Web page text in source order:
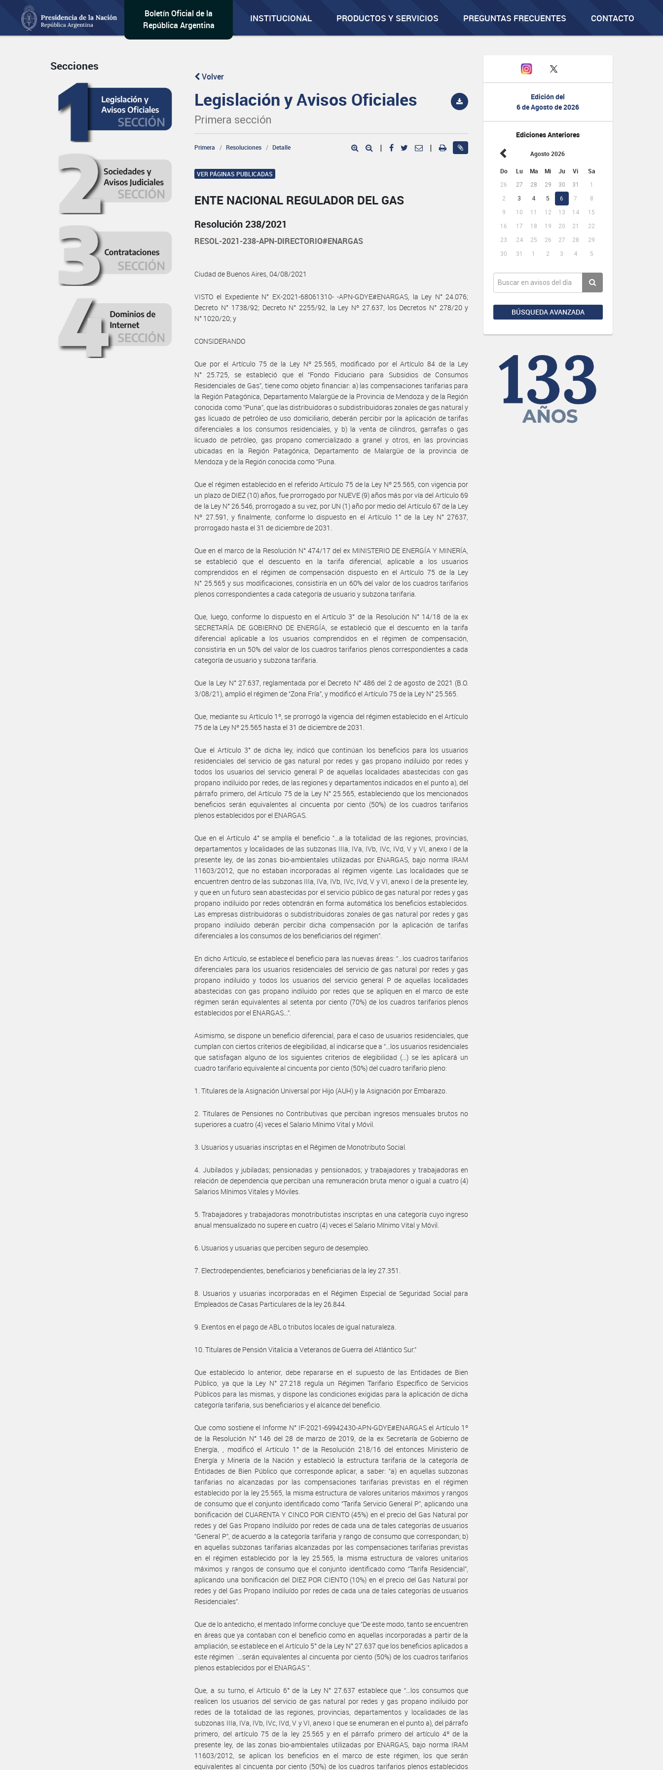
Boletín Oficial de la
República Argentina
INSTITUCIONAL PRODUCTOS Y SERVICIOS PREGUNTAS FRECUENTES CONTACTO
Edición del
6 de Agosto de 2026
Ediciones Anteriores
Agosto 2026
Do Lu Ma Mi Ju Vi Sa
26 27 28 29 30 31
1
2
3 4 5 6 7
8
9
10 11 12 13 14
15
16
17 18 19 20 21
22
23
24 25 26 27 28
29
30
31 1 2 3 4 5
BÚSQUEDA AVANZADA
Secciones
Volver
Legislación y Avisos Oficiales
Primera sección
Primera Resoluciones Detalle | |
VER PÁGINAS PUBLICADAS
ENTE NACIONAL REGULADOR DEL GAS
Resolución 238/2021
RESOL-2021-238-APN-DIRECTORIO#ENARGAS
Ciudad de Buenos Aires, 04/08/2021
VISTO el Expediente N° EX-2021-68061310- -APN-GDYE#ENARGAS, la Ley N° 24.076;
Decreto N° 1738/92; Decreto N° 2255/92, la Ley Nº 27.637, los Decretos N° 278/20 y
N° 1020/20; y
CONSIDERANDO
Que por el Artículo 75 de la Ley Nº 25.565, modificado por el Artículo 84 de la Ley
N° 25.725, se estableció que el “Fondo Fiduciario para Subsidios de Consumos
Residenciales de Gas”, tiene como objeto financiar: a) las compensaciones tarifarias para
la Región Patagónica, Departamento Malargüe de la Provincia de Mendoza y de la Región
conocida como “Puna”, que las distribuidoras o subdistribuidoras zonales de gas natural y
gas licuado de petróleo de uso domiciliario, deberán percibir por la aplicación de tarifas
diferenciales a los consumos residenciales, y b) la venta de cilindros, garrafas o gas
licuado de petróleo, gas propano comercializado a granel y otros, en las provincias
ubicadas en la Región Patagónica, Departamento de Malargüe de la provincia de
Mendoza y de la Región conocida como “Puna.
Que el régimen establecido en el referido Artículo 75 de la Ley Nº 25.565, con vigencia por
un plazo de DIEZ (10) años, fue prorrogado por NUEVE (9) años más por vía del Artículo 69
de la Ley N° 26.546, prorrogado a su vez, por UN (1) año por medio del Artículo 67 de la Ley
Nº 27.591, y finalmente, conforme lo dispuesto en el Artículo 1° de la Ley N° 27637,
prorrogado hasta el 31 de diciembre de 2031.
Que en el marco de la Resolución N° 474/17 del ex MINISTERIO DE ENERGÍA Y MINERÍA,
se estableció que el descuento en la tarifa diferencial, aplicable a los usuarios
comprendidos en el régimen de compensación dispuesto en el Artículo 75 de la Ley
N° 25.565 y sus modificaciones, consistiría en un 60% del valor de los cuadros tarifarios
plenos correspondientes a cada categoría de usuario y subzona tarifaria.
Que, luego, conforme lo dispuesto en el Artículo 3° de la Resolución N° 14/18 de la ex
SECRETARÍA DE GOBIERNO DE ENERGÍA, se estableció que el descuento en la tarifa
diferencial aplicable a los usuarios comprendidos en el régimen de compensación,
consistiría en un 50% del valor de los cuadros tarifarios plenos correspondientes a cada
categoría de usuario y subzona tarifaria.
Que la Ley N° 27.637, reglamentada por el Decreto N° 486 del 2 de agosto de 2021 (B.O.
3/08/21), amplió el régimen de “Zona Fría”, y modificó el Artículo 75 de la Ley N° 25.565.
Que, mediante su Artículo 1º, se prorrogó la vigencia del régimen establecido en el Artículo
75 de la Ley Nº 25.565 hasta el 31 de diciembre de 2031.
Que el Artículo 3° de dicha ley, indicó que continúan los beneficios para los usuarios
residenciales del servicio de gas natural por redes y gas propano indiluido por redes y
todos los usuarios del servicio general P de aquellas localidades abastecidas con gas
propano indiluido por redes, de las regiones y departamentos indicados en el punto a), del
párrafo primero, del Artículo 75 de la Ley N° 25.565, estableciendo que los mencionados
beneficios serán equivalentes al cincuenta por ciento (50%) de los cuadros tarifarios
plenos establecidos por el ENARGAS.
Que en el Artículo 4° se amplía el beneficio “…a la totalidad de las regiones, provincias,
departamentos y localidades de las subzonas IIIa, IVa, IVb, IVc, IVd, V y VI, anexo I de la
presente ley, de las zonas bio-ambientales utilizadas por ENARGAS, bajo norma IRAM
11603/2012, que no estaban incorporadas al régimen vigente. Las localidades que se
encuentren dentro de las subzonas IIIa, IVa, IVb, IVc, IVd, V y VI, anexo I de la presente ley,
y que en un futuro sean abastecidas por el servicio público de gas natural por redes y gas
propano indiluido por redes obtendrán en forma automática los beneficios establecidos.
Las empresas distribuidoras o subdistribuidoras zonales de gas natural por redes y gas
propano indiluido deberán percibir dicha compensación por la aplicación de tarifas
diferenciales a los consumos de los beneficiarios del régimen”.
En dicho Artículo, se establece el beneficio para las nuevas áreas: “…los cuadros tarifarios
diferenciales para los usuarios residenciales del servicio de gas natural por redes y gas
propano indiluido y todos los usuarios del servicio general P de aquellas localidades
abastecidas con gas propano indiluido por redes que se apliquen en el marco de este
régimen serán equivalentes al setenta por ciento (70%) de los cuadros tarifarios plenos
establecidos por el ENARGAS…”.
Asimismo, se dispone un beneficio diferencial, para el caso de usuarios residenciales, que
cumplan con ciertos criterios de elegibilidad, al indicarse que a “…los usuarios residenciales
que satisfagan alguno de los siguientes criterios de elegibilidad (…) se les aplicará un
cuadro tarifario equivalente al cincuenta por ciento (50%) del cuadro tarifario pleno:
1. Titulares de la Asignación Universal por Hijo (AUH) y la Asignación por Embarazo.
2. Titulares de Pensiones no Contributivas que perciban ingresos mensuales brutos no
superiores a cuatro (4) veces el Salario Mínimo Vital y Móvil.
3. Usuarios y usuarias inscriptas en el Régimen de Monotributo Social.
4. Jubilados y jubiladas; pensionadas y pensionados; y trabajadores y trabajadoras en
relación de dependencia que perciban una remuneración bruta menor o igual a cuatro (4)
Salarios Mínimos Vitales y Móviles.
5. Trabajadores y trabajadoras monotributistas inscriptas en una categoría cuyo ingreso
anual mensualizado no supere en cuatro (4) veces el Salario Mínimo Vital y Móvil.
6. Usuarios y usuarias que perciben seguro de desempleo.
7. Electrodependientes, beneficiarios y beneficiarias de la ley 27.351.
8. Usuarios y usuarias incorporadas en el Régimen Especial de Seguridad Social para
Empleados de Casas Particulares de la ley 26.844.
9. Exentos en el pago de ABL o tributos locales de igual naturaleza.
10. Titulares de Pensión Vitalicia a Veteranos de Guerra del Atlántico Sur.”
Que establecido lo anterior, debe repararse en el supuesto de las Entidades de Bien
Público, ya que la Ley N° 27.218 regula un Régimen Tarifario Específico de Servicios
Públicos para las mismas, y dispone las condiciones exigidas para la aplicación de dicha
categoría tarifaria, sus beneficiarios y el alcance del beneficio.
Que como sostiene el Informe N° IF-2021-69942430-APN-GDYE#ENARGAS el Artículo 1º
de la Resolución N° 146 del 28 de marzo de 2019, de la ex Secretaría de Gobierno de
Energía, , modificó el Artículo 1° de la Resolución 218/16 del entonces Ministerio de
Energía y Minería de la Nación y estableció la estructura tarifaria de la categoría de
Entidades de Bien Público que corresponde aplicar, a saber: “a) en aquellas subzonas
tarifarias no alcanzadas por las compensaciones tarifarias previstas en el régimen
establecido por la ley 25.565, la misma estructura de valores unitarios máximos y rangos
de consumo que el conjunto identificado como “Tarifa Servicio General P”, aplicando una
bonificación del CUARENTA Y CINCO POR CIENTO (45%) en el precio del Gas Natural por
redes y del Gas Propano Indiluído por redes de cada una de tales categorías de usuarios
“General P”, de acuerdo a la categoría tarifaria y rango de consumo que correspondan; b)
en aquellas subzonas tarifarias alcanzadas por las compensaciones tarifarias previstas
en el régimen establecido por la ley 25.565, la misma estructura de valores unitarios
máximos y rangos de consumo que el conjunto identificado como “Tarifa Residencial”,
aplicando una bonificación del DIEZ POR CIENTO (10%) en el precio del Gas Natural por
redes y del Gas Propano Indiluído por redes de cada una de tales categorías de usuarios
Residenciales”.
Que de lo antedicho, el mentado Informe concluye que “De este modo, tanto se encuentren
en áreas que ya contaban con el beneficio como en aquellas incorporadas a partir de la
ampliación, se establece en el Artículo 5° de la Ley N° 27.637 que los beneficios aplicados a
este régimen ´…serán equivalentes al cincuenta por ciento (50%) de los cuadros tarifarios
plenos establecidos por el ENARGAS´”.
Que, a su turno, el Artículo 6° de la Ley N° 27.637 establece que “…los consumos que
realicen los usuarios del servicio de gas natural por redes y gas propano indiluido por
redes de la totalidad de las regiones, provincias, departamentos y localidades de las
subzonas IIIa, IVa, IVb, IVc, IVd, V y VI, anexo I que se enumeran en el punto a), del párrafo
primero, del artículo 75 de la ley 25.565 y en el párrafo primero del artículo 4º de la
presente ley, de las zonas bio-ambientales utilizadas por ENARGAS, bajo norma IRAM
11603/2012, se aplican los beneficios en el marco de este régimen, los que serán
equivalentes al cincuenta por ciento (50%) de los cuadros tarifarios plenos establecidos